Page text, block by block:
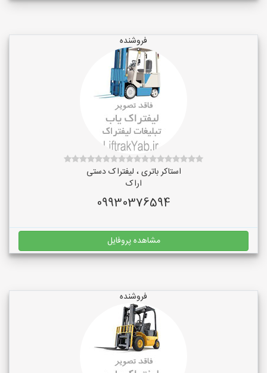
فروشنده
استاکر باتری ، لیفتراک دستی
اراک
09930376594
مشاهده پروفایل
فروشنده